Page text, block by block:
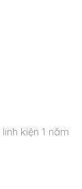
kiện 1 năm